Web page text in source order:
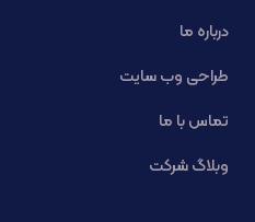
درباره ما
طراحی وب سایت
تماس با ما
وبلاگ شرکت